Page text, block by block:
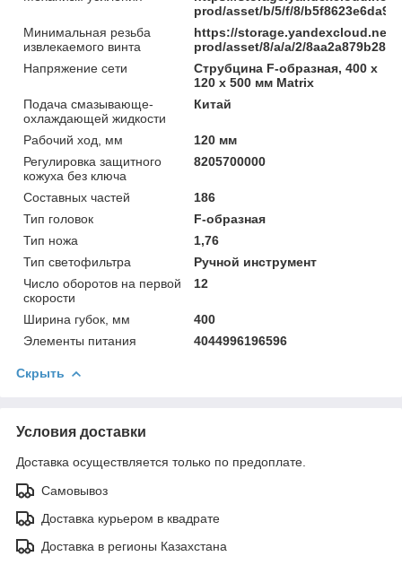
prod/asset/b/5/f/8/
Минимальная резьба
извлекаемого винта
https://storage.yandexcloud.net/
prod/asset/8/a/a/2/
Напряжение сети
Струбцина F-образная, 400 х
120 х 500 мм Matrix
Подача смазывающе-
охлаждающей жидкости
Китай
Рабочий ход, мм
120 мм
Регулировка защитного
кожуха без ключа
8205700000
Составных частей
186
Тип головок
F-образная
Тип ножа
1,76
Тип светофильтра
Ручной инструмент
Число оборотов на первой
скорости
12
Ширина губок, мм
400
Элементы питания
4044996196596
Скрыть
Условия доставки
Доставка осуществляется только по предоплате.
Самовывоз
Доставка курьером в квадрате
Доставка в регионы Казахстана